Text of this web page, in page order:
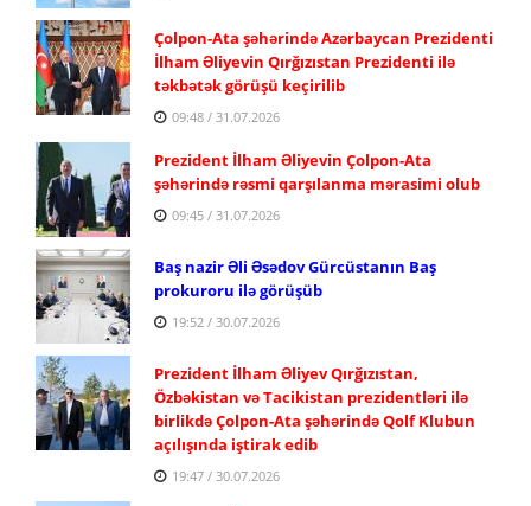
Çolpon-Ata şəhərində Azərbaycan Prezidenti
İlham Əliyevin Qırğızıstan Prezidenti ilə
təkbətək görüşü keçirilib
09:48 / 31.07.2026
Prezident İlham Əliyevin Çolpon-Ata
şəhərində rəsmi qarşılanma mərasimi olub
09:45 / 31.07.2026
Baş nazir Əli Əsədov Gürcüstanın Baş
prokuroru ilə görüşüb
19:52 / 30.07.2026
Prezident İlham Əliyev Qırğızıstan,
Özbəkistan və Tacikistan prezidentləri ilə
birlikdə Çolpon-Ata şəhərində Qolf Klubun
açılışında iştirak edib
19:47 / 30.07.2026